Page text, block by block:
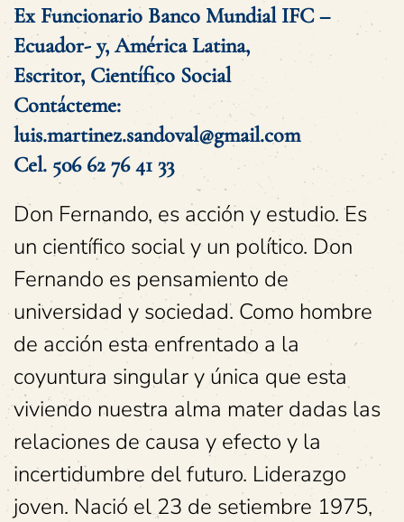
Ex Funcionario Banco Mundial IFC –
Ecuador- y, América Latina,
Escritor, Científico Social
Contácteme:
luis.martinez.sandoval@gmail.com
Cel. 506 62 76 41 33
Don Fernando, es acción y estudio. Es
un científico social y un político. Don
Fernando es pensamiento de
universidad y sociedad. Como hombre
de acción esta enfrentado a la
coyuntura singular y única que esta
viviendo nuestra alma mater dadas las
relaciones de causa y efecto y la
incertidumbre del futuro. Liderazgo
joven. Nació el 23 de setiembre 1975,